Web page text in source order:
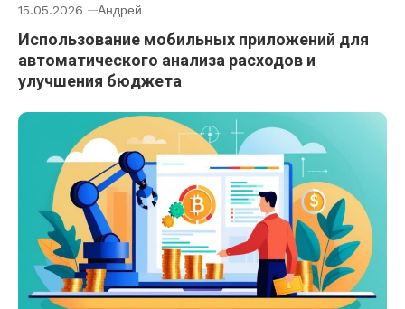
15.05.2026 Андрей
Использование мобильных приложений для
автоматического анализа расходов и
улучшения бюджета